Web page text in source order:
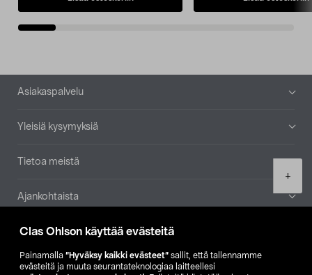
Clas Ohlson käyttää evästeitä
Painamalla ”Hyväksy kaikki evästeet” sallit, että tallennamme
evästeitä ja muuta seurantateknologiaa laitteellesi
+
Alatunniste
Asiakaspalvelu
Yleisiä kysymyksiä
Tietoa meistä
Ajankohtaista
Muut yrityksemme
Etsi myymälä